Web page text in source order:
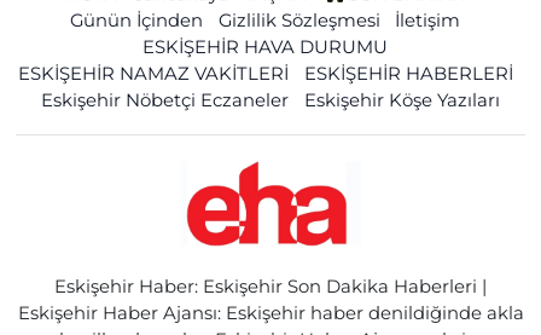
Günün İçinden
Gizlilik Sözleşmesi
İletişim
ESKİŞEHİR HAVA DURUMU
ESKİŞEHİR NAMAZ VAKİTLERİ
ESKİŞEHİR HABERLERİ
Eskişehir Nöbetçi Eczaneler
Eskişehir Köşe Yazıları
Eskişehir Haber: Eskişehir Son Dakika Haberleri |
Eskişehir Haber Ajansı: Eskişehir haber denildiğinde akla